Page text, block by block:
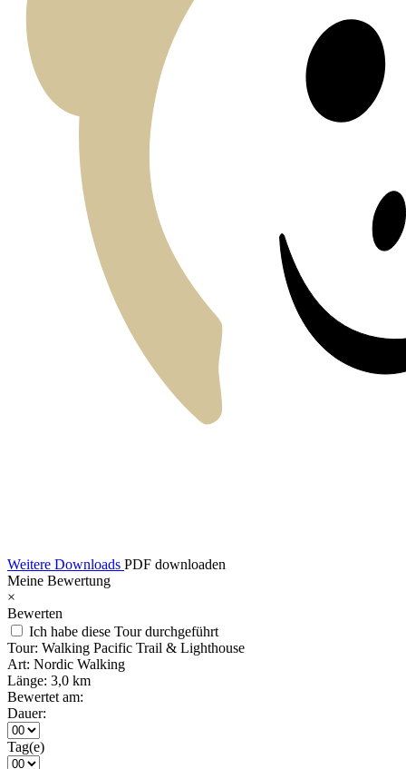
Weitere Downloads PDF downloaden
Meine Bewertung
×
Bewerten
Ich habe diese Tour durchgeführt
Tour: Walking Pacific Trail & Lighthouse
Art: Nordic Walking
Länge: 3,0 km
Bewertet am:
Dauer:
Tag(e)